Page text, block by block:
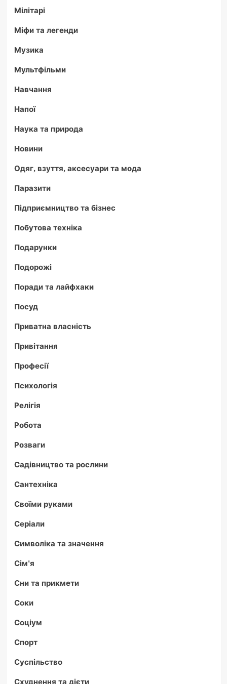
Мілітарі
Міфи та легенди
Музика
Мультфільми
Навчання
Напої
Наука та природа
Новини
Одяг, взуття, аксесуари та мода
Паразити
Підприємництво та бізнес
Побутова техніка
Подарунки
Подорожі
Поради та лайфхаки
Посуд
Приватна власність
Привітання
Професії
Психологія
Релігія
Робота
Розваги
Садівництво та рослини
Сантехніка
Своїми руками
Серіали
Символіка та значення
Сім'я
Сни та прикмети
Соки
Соціум
Спорт
Суспільство
Схуднення та дієти